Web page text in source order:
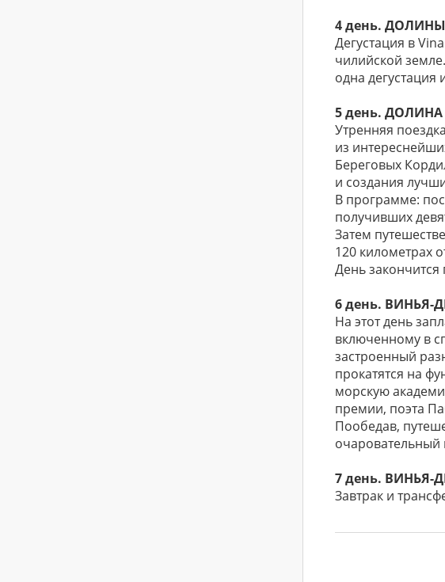
4 день.
Дегустация в
чилийской
одна
5 день.
Утренняя
из
Береговых
и создания
В программе:
получивших
Затем
120 километрах
День
6 день. ВИНЬЯ-
На этот день
включенному в
застроенный
прокатятся на
морскую
премии, поэта
Пообедав,
очаровательный
7 день. ВИНЬЯ-
Завтрак и